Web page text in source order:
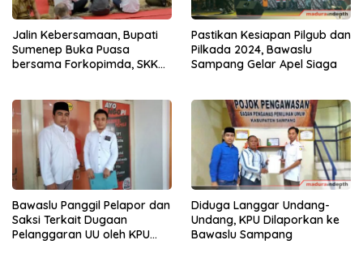
Jalin Kebersamaan, Bupati
Sumenep Buka Puasa
bersama Forkopimda, SKK
Pastikan Kesiapan Pilgub dan
Pilkada 2024, Bawaslu
Sampang Gelar Apel Siaga
Bawaslu Panggil Pelapor dan
Saksi Terkait Dugaan
Pelanggaran UU oleh KPU
Diduga Langgar Undang-
Undang, KPU Dilaporkan ke
Bawaslu Sampang